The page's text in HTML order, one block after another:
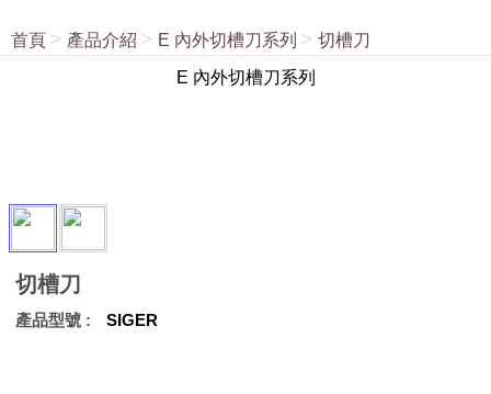
首頁 產品介紹 E 內外切槽刀系列
切槽刀
E 內外切槽刀系列
切槽刀
產品型號 SIGER